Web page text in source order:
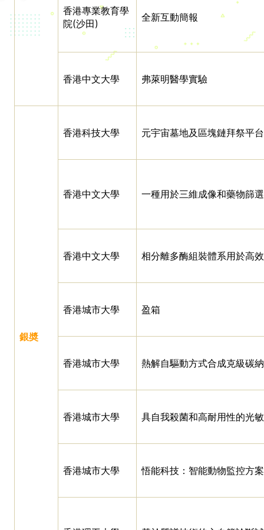
香港專業教育學
院(沙田)
全新互動簡報
香港中文大學 弗萊明醫學實驗
銀奬
香港科技大學 元宇宙墓地及區塊鏈拜祭平台
香港中文大學 一種用於三維成像和藥物篩
香港中文大學 相分離多酶組裝體系用於高
香港城市大學 盈箱
香港城市大學 熱解自驅動方式合成克級碳
香港城市大學 具自我殺菌和高耐用性的光
香港城市大學 悟能科技：智能動物監控方